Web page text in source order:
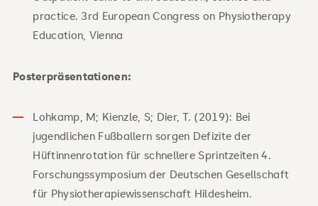
practice. 3rd European Congress on Physiotherapy
Education, Vienna
Posterpräsentationen:
Lohkamp, M; Kienzle, S; Dier, T. (2019): Bei
jugendlichen Fußballern sorgen Defizite der
Hüftinnenrotation für schnellere Sprintzeiten 4.
Forschungssymposium der Deutschen Gesellschaft
für Physiotherapiewissenschaft Hildesheim.